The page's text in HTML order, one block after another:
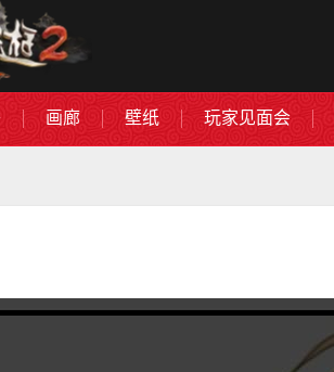
画廊 壁纸 玩家见面会